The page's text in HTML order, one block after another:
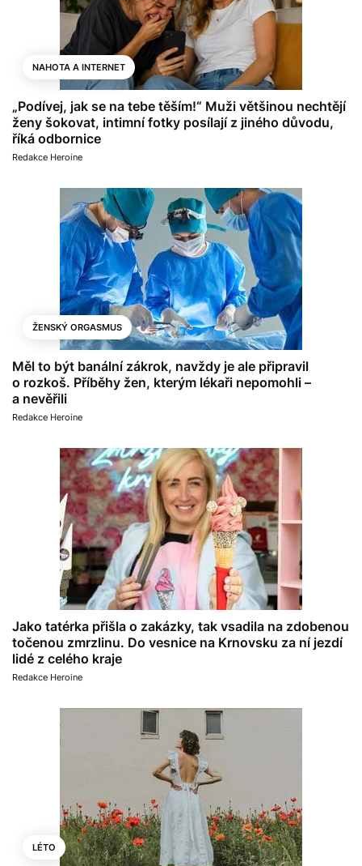
NAHOTA A INTERNET
„Podívej, jak se na tebe těším!“ Muži většinou nechtějí
ženy šokovat, intimní fotky posílají z jiného důvodu,
říká odbornice
Redakce Heroine
ŽENSKÝ ORGASMUS
Měl to být banální zákrok, navždy je ale připravil
o rozkoš. Příběhy žen, kterým lékaři nepomohli –
a nevěřili
Redakce Heroine
Jako tatérka přišla o zakázky, tak vsadila na zdobenou
točenou zmrzlinu. Do vesnice na Krnovsku za ní jezdí
lidé z celého kraje
Redakce Heroine
LÉTO